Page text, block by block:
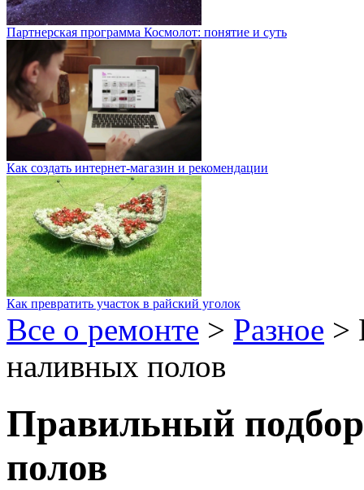
Партнерская программа Космолот: понятие и суть
Как создать интернет-магазин и рекомендации
Как превратить участок в райский уголок
Все о ремонте > Разное >
наливных полов
Правильный
полов